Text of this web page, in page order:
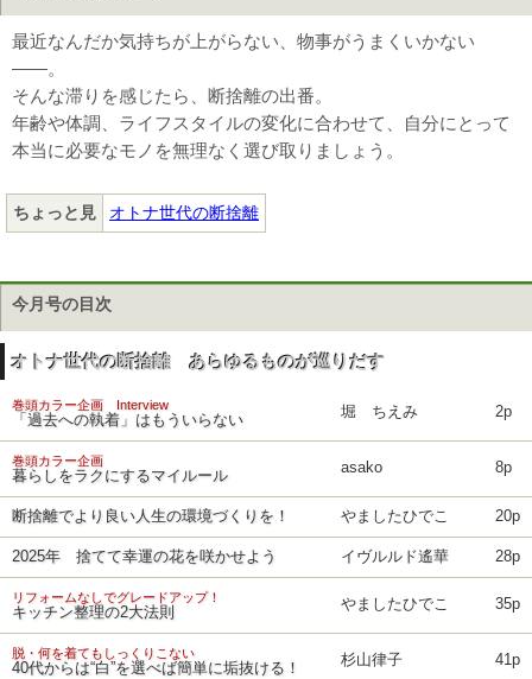
最近なんだか気持ちが上がらない、物事がうまくいかない
――。
そんな滞りを感じたら、断捨離の出番。
年齢や体調、ライフスタイルの変化に合わせて、自分にとって
本当に必要なモノを無理なく選び取りましょう。
ちょっと見 オトナ世代の断捨離
今月号の目次
オトナ世代の断捨離 あらゆるものが巡りだす
巻頭カラー企画 Interview
「過去への執着」はもういらない 堀 ちえみ 2p
巻頭カラー企画
暮らしをラクにするマイルール asako 8p
断捨離でより良い人生の環境づくりを！ やましたひでこ 20p
2025年 捨てて幸運の花を咲かせよう イヴルルド遙華 28p
リフォームなしでグレードアップ！
キッチン整理の2大法則 やましたひでこ 35p
脱・何を着てもしっくりこない
40代からは“白”を選べば簡単に垢抜ける！ 杉山律子 41p